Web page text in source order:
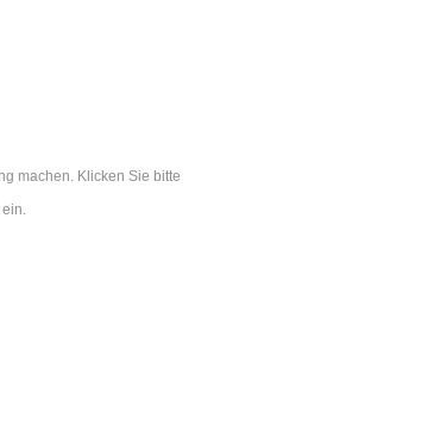
machen. Klicken Sie bitte
ein.